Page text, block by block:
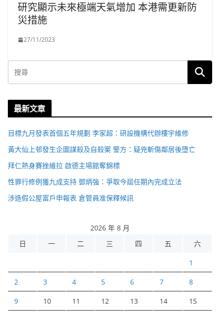
研究顯示未來極端天氣增加 本港需更新防
災措施
27/11/2023
最新文章
目標九月發表首個五年規劃 李家超：研設機構代辦樓宇維修
黃大仙上邨發生企圖謀殺及自殺案 警方：疑兇斬傷鄰居後墮亡
拜仁熱身賽挫維拉 啟德主場館奪錦標
性罪行修例獲九成支持 鄧炳強：爭取今屆任期內完成立法
涉造假公屋富戶申報表 倉管員准保釋候訊
2026 年 8 月
日
一 二 三 四 五 六
1
2 3 4 5 6 7 8
9 10 11 12 13 14 15